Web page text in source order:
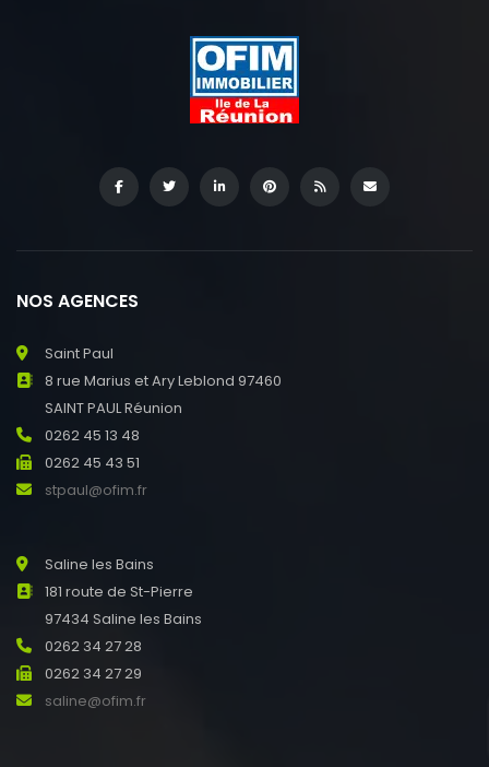
NOS AGENCES
Saint Paul
8 rue Marius et Ary Leblond 97460
SAINT PAUL Réunion
0262 45 13 48
0262 45 43 51
stpaul@ofim.fr
Saline les Bains
181 route de St-Pierre
97434 Saline les Bains
0262 34 27 28
0262 34 27 29
saline@ofim.fr